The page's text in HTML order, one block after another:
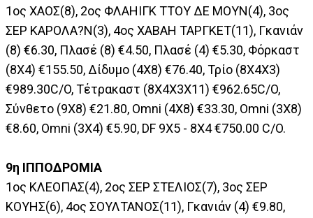
1ος XAOΣ(8), 2ος ΦΛΑΗΙΓΚ ΤΤΟΥ ΔΕ ΜΟΥΝ(4), 3ος
ΣΕΡ ΚΑΡΟΛΑ?Ν(3), 4ος ΧΑΒΑΗ ΤΑΡΓΚΕΤ(11), Γκανιάν
(8) €6.30, Πλασέ (8) €4.50, Πλασέ (4) €5.30, Φόρκαστ
(8Χ4) €155.50, Δίδυμο (4Χ8) €76.40, Τρίο (8Χ4Χ3)
€989.30C/O, Τέτρακαστ (8Χ4Χ3Χ11) €962.65C/O,
Σύνθετο (9Χ8) €21.80, Omni (4Χ8) €33.30, Omni (3Χ8)
€8.60, Omni (3Χ4) €5.90, DF 9Χ5 - 8Χ4 €750.00 C/O.
9η ΙΠΠΟΔΡΟΜΙΑ
1ος KΛΕΟΠΑΣ(4), 2ος ΣΕΡ ΣΤΕΛΙΟΣ(7), 3ος ΣΕΡ
ΚΟΥΗΣ(6), 4ος ΣΟΥΛΤΑΝΟΣ(11), Γκανιάν (4) €9.80,